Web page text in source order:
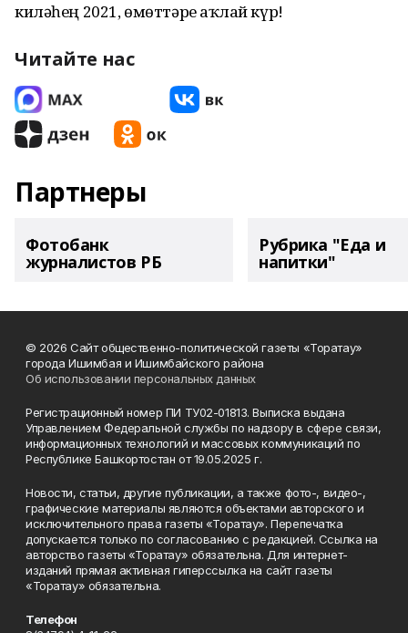
киләһең 2021, өмөттәрҙе аҡлай күр!
Читайте нас
Партнеры
Фотобанк
журналистов РБ
Рубрика "Еда и
напитки"
© 2026 Сайт общественно-политической газеты «Торатау»
города Ишимбая и Ишимбайского района
Об использовании персональных данных
Регистрационный номер ПИ ТУ02-01813. Выписка выдана
Управлением Федеральной службы по надзору в сфере связи,
информационных технологий и массовых коммуникаций по
Республике Башкортостан от 19.05.2025 г.
Новости, статьи, другие публикации, а также фото-, видео-,
графические материалы являются объектами авторского и
исключительного права газеты «Торатау». Перепечатка
допускается только по согласованию с редакцией. Ссылка на
авторство газеты «Торатау» обязательна. Для интернет-
изданий прямая активная гиперссылка на сайт газеты
«Торатау» обязательна.
Телефон